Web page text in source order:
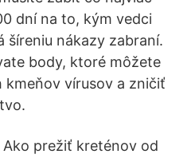
dní na to, kým vedci
šíreniu nákazy zabraní.
body, ktoré môžete
vírusov a zničiť
prežiť kreténov od